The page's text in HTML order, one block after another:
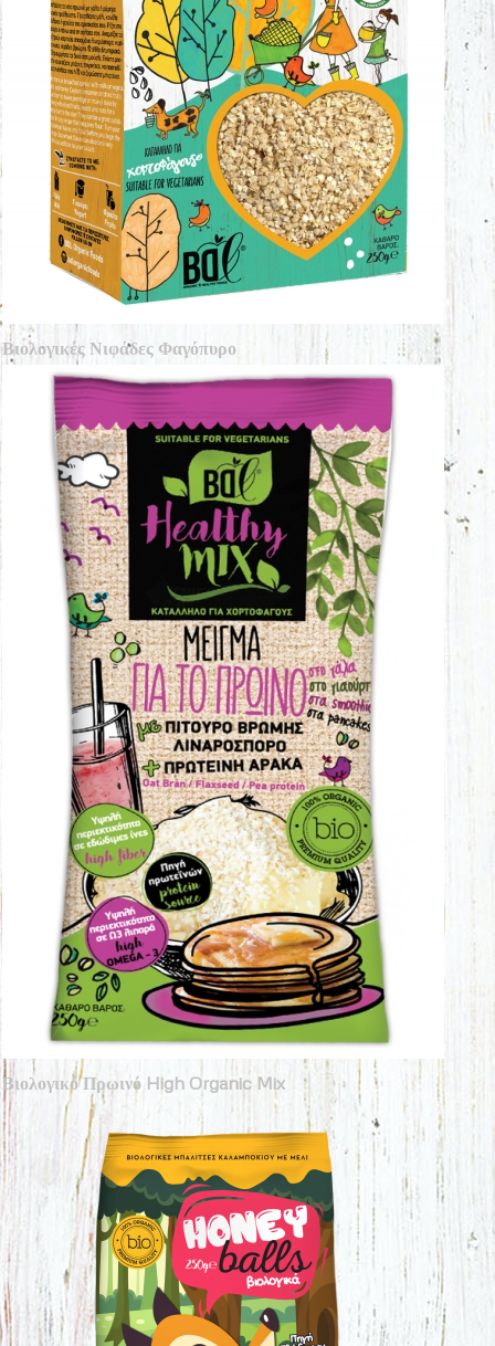
Βιολογικές Νιφάδες Φαγόπυρο
Βιολογικό Πρωινό High Organic Mix